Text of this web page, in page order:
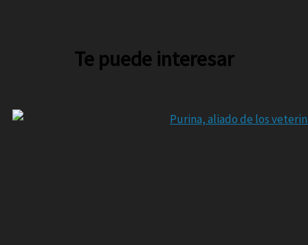
Te puede interesar